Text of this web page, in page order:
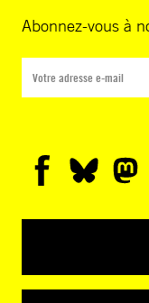
Abonnez-vous à